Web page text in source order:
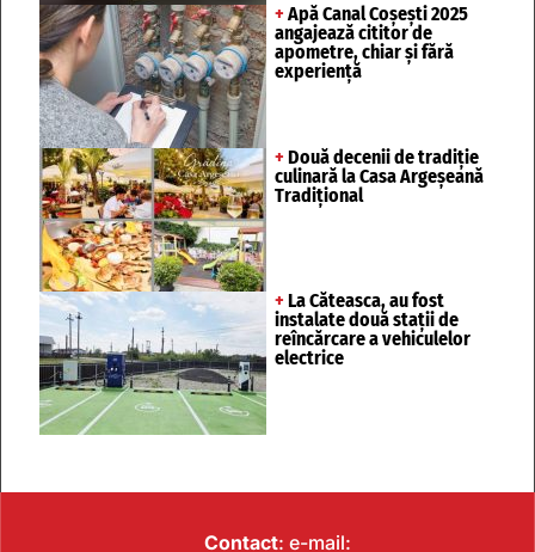
+ Apă Canal Coșești 2025
angajează cititor de
apometre, chiar și fără
experiență
+ Două decenii de tradiție
culinară la Casa Argeșeană
Tradițional
+ La Căteasca, au fost
instalate două stații de
reîncărcare a vehiculelor
electrice
Contact: e-mail: